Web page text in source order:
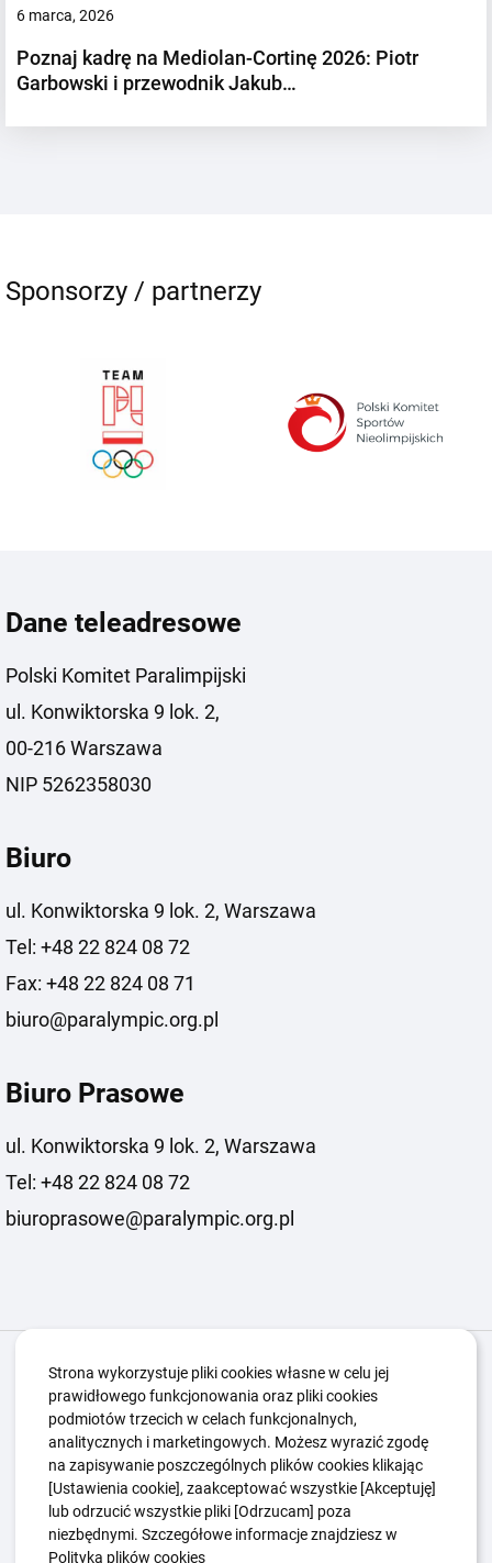
6 marca, 2026
Poznaj kadrę na Mediolan-Cortinę 2026: Piotr
Garbowski i przewodnik Jakub…
Sponsorzy / partnerzy
Dane teleadresowe
Polski Komitet Paralimpijski
ul. Konwiktorska 9 lok. 2,
00-216 Warszawa
NIP 5262358030
Biuro
ul. Konwiktorska 9 lok. 2, Warszawa
Tel: +48 22 824 08 72
Fax: +48 22 824 08 71
biuro@paralympic.org.pl
Biuro Prasowe
ul. Konwiktorska 9 lok. 2, Warszawa
Tel: +48 22 824 08 72
biuroprasowe@paralympic.org.pl
Igrzyska Paralimpijskie O nas
Kwalifikacje ZSK
Kluby Aktualności
Edukacja
Guttmanny Kontakt
Polityka Ochrony Dzieci
Sygnaliści
Polityka plików cookie
Strona wykorzystuje pliki cookies własne w celu jej
prawidłowego funkcjonowania oraz pliki cookies
podmiotów trzecich w celach funkcjonalnych,
analitycznych i marketingowych. Możesz wyrazić zgodę
na zapisywanie poszczególnych plików cookies klikając
[Ustawienia cookie], zaakceptować wszystkie [Akceptuję]
lub odrzucić wszystkie pliki [Odrzucam] poza
niezbędnymi. Szczegółowe informacje znajdziesz w
Polityka plików cookies